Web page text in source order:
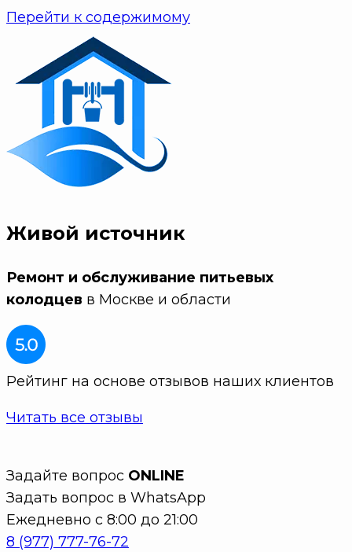
Перейти к содержимому
Живой источник
Ремонт и обслуживание питьевых
колодцев в Москве и области
Рейтинг на основе отзывов наших клиентов
Читать все отзывы
Задайте вопрос ONLINE
Задать вопрос в WhatsApp
Ежедневно с 8:00 до 21:00
8 (977) 777-76-72